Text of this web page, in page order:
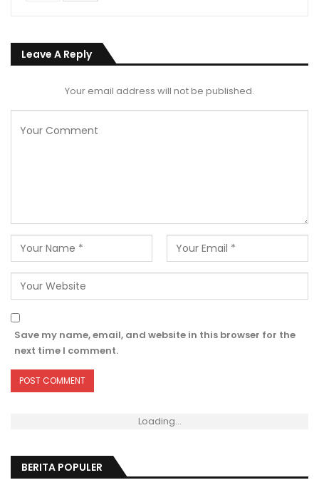
Leave A Reply
Your email address will not be published.
Save my name, email, and website in this browser for the
next time I comment.
Loading...
BERITA POPULER